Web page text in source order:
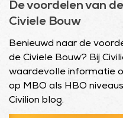
De voordelen van
Civiele Bouw
Benieuwd naar de
de Civiele Bouw? Bij
waardevolle informatie
op MBO als HBO
Civilion blog.